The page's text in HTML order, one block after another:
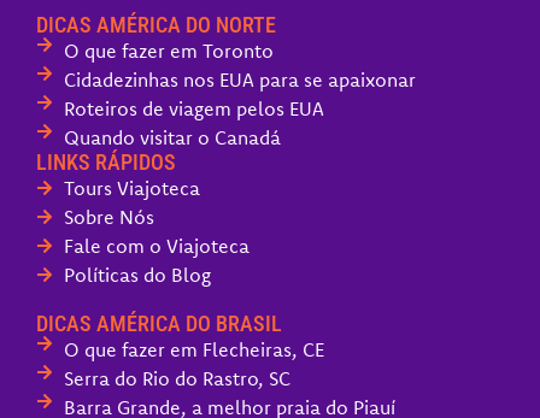
DICAS AMÉRICA DO NORTE
O que fazer em Toronto
Cidadezinhas nos EUA para se apaixonar
Roteiros de viagem pelos EUA
Quando visitar o Canadá
LINKS RÁPIDOS
Tours Viajoteca
Sobre Nós
Fale com o Viajoteca
Políticas do Blog
DICAS AMÉRICA DO BRASIL
O que fazer em Flecheiras, CE
Serra do Rio do Rastro, SC
Barra Grande, a melhor praia do Piauí